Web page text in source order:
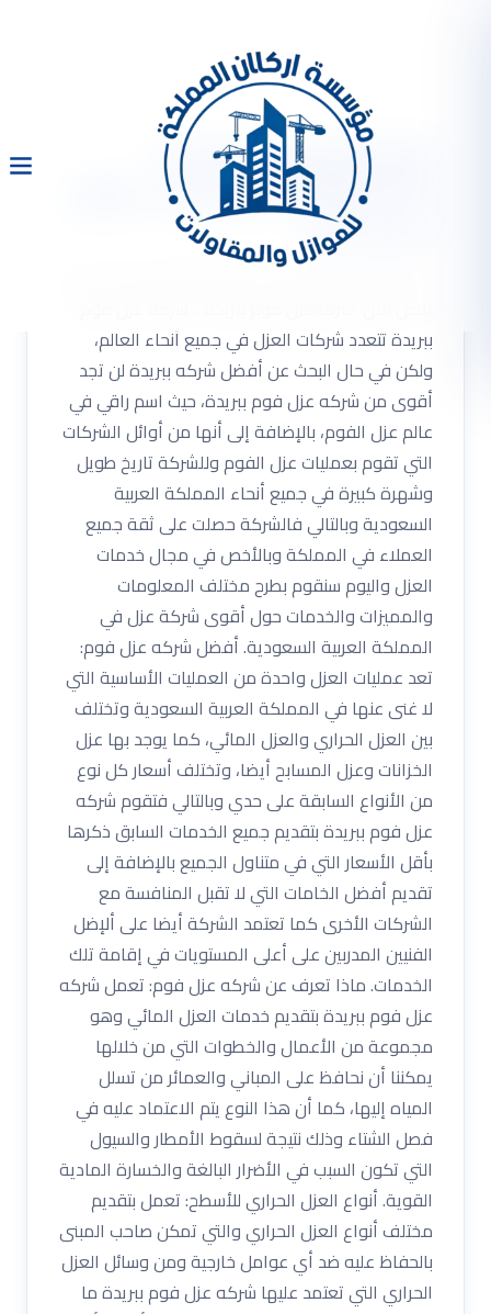
شركةعزل فوم ببريدة
0533334179 عزل مائى حرارى
اتصل الان
ببريدة تتعدد شركات العزل في جميع أنحاء العالم،
ولكن في حال البحث عن أفضل شركه ببريدة لن تجد
أقوى من شركه عزل فوم ببريدة، حيث اسم راقي في
عالم عزل الفوم، بالإضافة إلى أنها من أوائل الشركات
التي تقوم بعمليات عزل الفوم وللشركة تاريخ طويل
وشهرة كبيرة في جميع أنحاء المملكة العربية
السعودية وبالتالي فالشركة حصلت على ثقة جميع
العملاء في المملكة وبالأخص في مجال خدمات
العزل واليوم سنقوم بطرح مختلف المعلومات
والمميزات والخدمات حول أقوى شركة عزل في
المملكة العربية السعودية. أفضل شركه عزل فوم:
تعد عمليات العزل واحدة من العمليات الأساسية التي
لا غنى عنها في المملكة العربية السعودية وتختلف
بين العزل الحراري والعزل المائي، كما يوجد بها عزل
الخزانات وعزل المسابح أيضا، وتختلف أسعار كل نوع
من الأنواع السابقة على حدي وبالتالي فتقوم شركه
عزل فوم ببريدة بتقديم جميع الخدمات السابق ذكرها
بأقل الأسعار التي في متناول الجميع بالإضافة إلى
تقديم أفضل الخامات التي لا تقبل المنافسة مع
الشركات الأخرى كما تعتمد الشركة أيضا على ألإضل
الفنيين المدربين على أعلى المستويات في إقامة تلك
الخدمات. ماذا تعرف عن شركه عزل فوم: تعمل شركه
عزل فوم ببريدة بتقديم خدمات العزل المائي وهو
مجموعة من الأعمال والخطوات التي من خلالها
يمكننا أن نحافظ على المباني والعمائر من تسلل
المياه إليها، كما أن هذا النوع يتم الاعتماد عليه في
فصل الشتاء وذلك نتيجة لسقوط الأمطار والسيول
التي تكون السبب في الأضرار البالغة والخسارة المادية
القوية. أنواع العزل الحراري للأسطح: تعمل بتقديم
مختلف أنواع العزل الحراري والتي تمكن صاحب المبنى
بالحفاظ عليه ضد أي عوامل خارجية ومن وسائل العزل
الحراري التي تعتمد عليها شركه عزل فوم ببريدة ما